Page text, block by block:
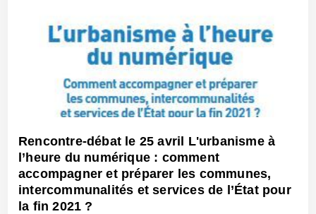
Rencontre-débat le 25 avril L'urbanisme à
l’heure du numérique : comment
accompagner et préparer les communes,
intercommunalités et services de l’État pour
la fin 2021 ?